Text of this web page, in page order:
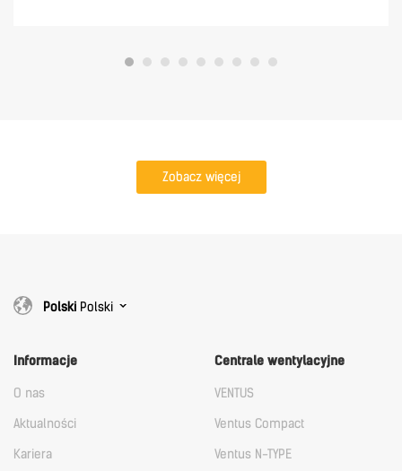
Zobacz więcej
Polski Polski
Informacje
O nas
Aktualności
Kariera
Centrale wentylacyjne
VENTUS
Ventus Compact
Ventus N-TYPE